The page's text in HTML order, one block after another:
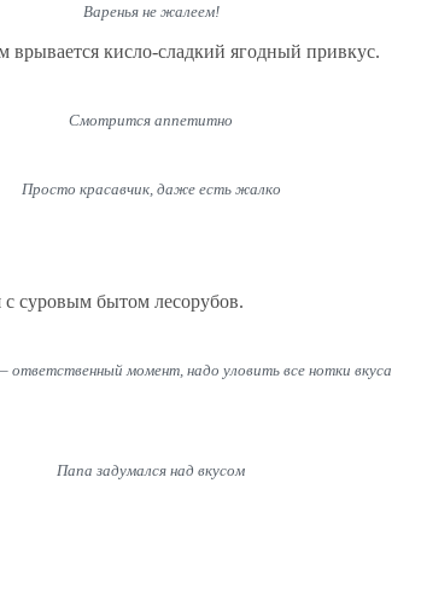
Варенья не жалеем!
врывается кисло-сладкий ягодный привкус.
Смотрится аппетитно
Просто красавчик, даже есть жалко
суровым бытом лесорубов.
ответственный момент, надо уловить все нотки вкуса
Папа задумался над вкусом